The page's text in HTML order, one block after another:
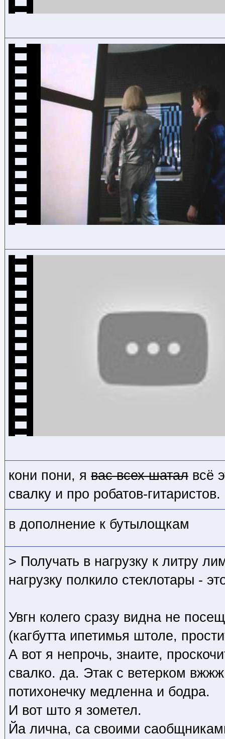
кони пони, я вас всех шатал всё
свалку и про робатов-гитаристов.
в дополнение к бутылощкам
> Получать в нагрузку к литру
нагрузку полкило стеклотары -
Увгн колего сразу видна не
(кагбутта ипетимья штоле,
А вот я непрочь, знаите,
свалко. да. Этак с ветерком
потихонечку медленна и бодра.
И вот што я зометел.
Йа лична, са своими